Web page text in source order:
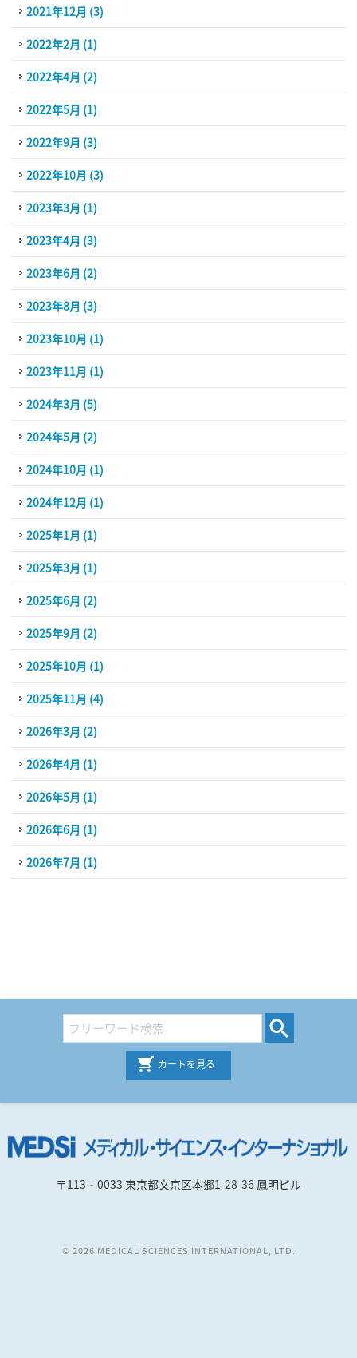
2021年12月 (3)
2022年2月 (1)
2022年4月 (2)
2022年5月 (1)
2022年9月 (3)
2022年10月 (3)
2023年3月 (1)
2023年4月 (3)
2023年6月 (2)
2023年8月 (3)
2023年10月 (1)
2023年11月 (1)
2024年3月 (5)
2024年5月 (2)
2024年10月 (1)
2024年12月 (1)
2025年1月 (1)
2025年3月 (1)
2025年6月 (2)
2025年9月 (2)
2025年10月 (1)
2025年11月 (4)
2026年3月 (2)
2026年4月 (1)
2026年5月 (1)
2026年6月 (1)
2026年7月 (1)
カートを見る
〒113‐0033 東京都文京区本郷1-28-36 鳳明ビル
© 2026 MEDICAL SCIENCES INTERNATIONAL, LTD.